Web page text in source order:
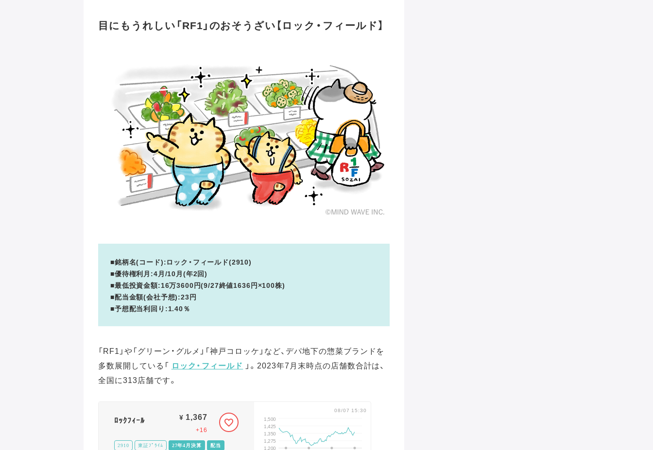
目にもうれしい「RF1」のおそうざい【ロック・フィールド】
■銘柄名(コード):ロック・フィールド(2910)
■優待権利月:4月/10月(年2回)
■最低投資金額:16万3600円(9/27終値1636円×100株)
■配当金額(会社予想):23円
■予想配当利回り:1.40％
「RF1」や「グリーン・グルメ」「神戸コロッケ」など、デパ地下の惣菜ブランドを
多数展開している「 ロック・フィールド 」。2023年7月末時点の店舗数合計は、
全国に313店舗です。
08/07 15:30
1,200
1,275
1,350
1,425
1,500
ﾛｯｸﾌｨｰﾙ ¥ 1,367
+16
2910 東証ﾌﾟﾗｲﾑ 27年4月決算 配当